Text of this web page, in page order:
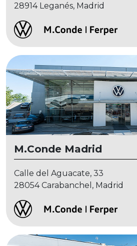
28914 Leganés, Madrid
M.Conde Madrid
Calle del Aguacate, 33
28054 Carabanchel, Madrid